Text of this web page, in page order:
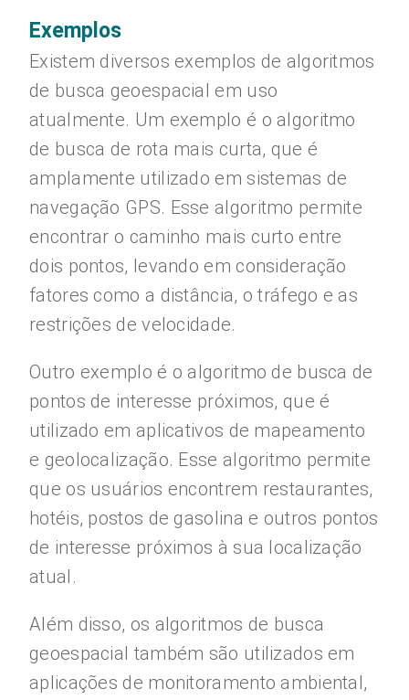
Exemplos
Existem diversos exemplos de algoritmos
de busca geoespacial em uso
atualmente. Um exemplo é o algoritmo
de busca de rota mais curta, que é
amplamente utilizado em sistemas de
navegação GPS. Esse algoritmo permite
encontrar o caminho mais curto entre
dois pontos, levando em consideração
fatores como a distância, o tráfego e as
restrições de velocidade.
Outro exemplo é o algoritmo de busca de
pontos de interesse próximos, que é
utilizado em aplicativos de mapeamento
e geolocalização. Esse algoritmo permite
que os usuários encontrem restaurantes,
hotéis, postos de gasolina e outros pontos
de interesse próximos à sua localização
atual.
Além disso, os algoritmos de busca
geoespacial também são utilizados em
aplicações de monitoramento ambiental,